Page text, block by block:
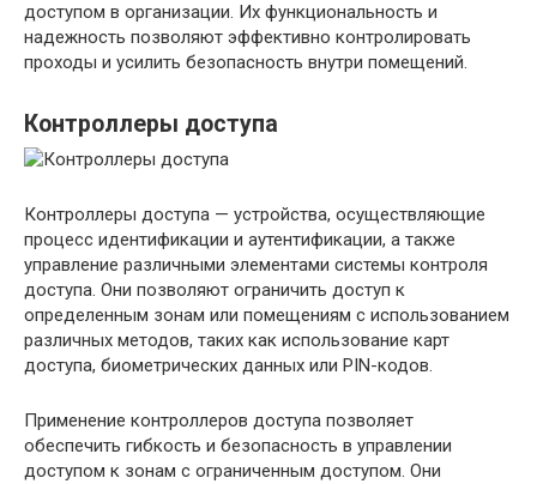
доступом в организации. Их функциональность и
надежность позволяют эффективно контролировать
проходы и усилить безопасность внутри помещений.
Контроллеры доступа
Контроллеры доступа — устройства, осуществляющие
процесс идентификации и аутентификации, а также
управление различными элементами системы контроля
доступа. Они позволяют ограничить доступ к
определенным зонам или помещениям с использованием
различных методов, таких как использование карт
доступа, биометрических данных или PIN-кодов.
Применение контроллеров доступа позволяет
обеспечить гибкость и безопасность в управлении
доступом к зонам с ограниченным доступом. Они